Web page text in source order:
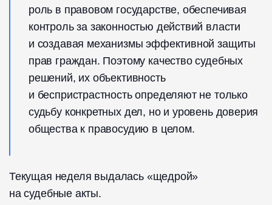
роль в правовом государстве, обеспечивая
контроль за законностью действий власти
и создавая механизмы эффективной защиты
прав граждан. Поэтому качество судебных
решений, их объективность
и беспристрастность определяют не только
судьбу конкретных дел, но и уровень доверия
общества к правосудию в целом.
Текущая неделя выдалась «щедрой»
на судебные акты.